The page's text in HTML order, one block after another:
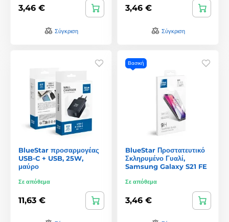
3,46 €
Σύγκριση
3,46 €
Σύγκριση
BlueStar προσαρμογέας
USB-C + USB, 25W,
μαύρο
Σε απόθεμα
11,63 €
Βασική
BlueStar Προστατευτικό
Σκληρυμένο Γυαλί,
Samsung Galaxy S21 FE
Σε απόθεμα
3,46 €